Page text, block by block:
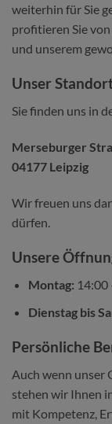
weiterhin für Sie
profitieren Sie
und unserem
Unser
Sie finden uns in
Merseburger
04177 Leipzig
Wir freuen uns
dürfen.
Unsere
Montag: 14:00
Dienstag bis
Persönliche
Auch wenn unser
stehen wir Ihnen
mit Kompetenz,